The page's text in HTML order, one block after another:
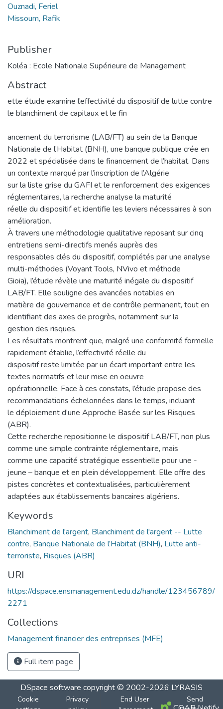
Ouznadi, Feriel
Missoum, Rafik
Publisher
Koléa : Ecole Nationale Supérieure de Management
Abstract
ette étude examine l’effectivité du dispositif de lutte contre
le blanchiment de capitaux et le fin
ancement du terrorisme (LAB/FT) au sein de la Banque
Nationale de l’Habitat (BNH), une banque publique crée en
2022 et spécialisée dans le financement de l’habitat. Dans
un contexte marqué par l’inscription de l’Algérie
sur la liste grise du GAFI et le renforcement des exigences
réglementaires, la recherche analyse la maturité
réelle du dispositif et identifie les leviers nécessaires à son
amélioration.
À travers une méthodologie qualitative reposant sur cinq
entretiens semi-directifs menés auprès des
responsables clés du dispositif, complétés par une analyse
multi-méthodes (Voyant Tools, NVivo et méthode
Gioia), l’étude révèle une maturité inégale du dispositif
LAB/FT. Elle souligne des avancées notables en
matière de gouvernance et de contrôle permanent, tout en
identifiant des axes de progrès, notamment sur la
gestion des risques.
Les résultats montrent que, malgré une conformité formelle
rapidement établie, l’effectivité réelle du
dispositif reste limitée par un écart important entre les
textes normatifs et leur mise en oeuvre
opérationnelle. Face à ces constats, l’étude propose des
recommandations échelonnées dans le temps, incluant
le déploiement d’une Approche Basée sur les Risques
(ABR).
Cette recherche repositionne le dispositif LAB/FT, non plus
comme une simple contrainte réglementaire, mais
comme une capacité stratégique essentielle pour une -
jeune – banque et en plein développement. Elle offre des
pistes concrètes et contextualisées, particulièrement
adaptées aux établissements bancaires algériens.
Keywords
Blanchiment de l'argent, Blanchiment de l'argent -- Lutte
contre, Banque Nationale de l’Habitat (BNH), Lutte anti-
terroriste, Risques (ABR)
URI
https://dspace.ensmanagement.edu.dz/handle/123456789/
2271
Collections
Management financier des entreprises (MFE)
Full item page
DSpace software copyright © 2002-2026 LYRASIS
Cookie
Privacy
End User
Send